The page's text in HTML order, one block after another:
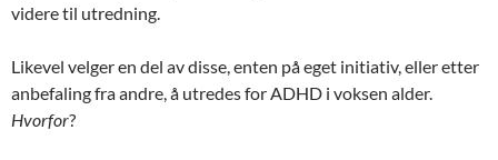
videre til utredning.
Likevel velger en del av disse, enten på eget initiativ, eller etter
anbefaling fra andre, å utredes for ADHD i voksen alder.
Hvorfor?